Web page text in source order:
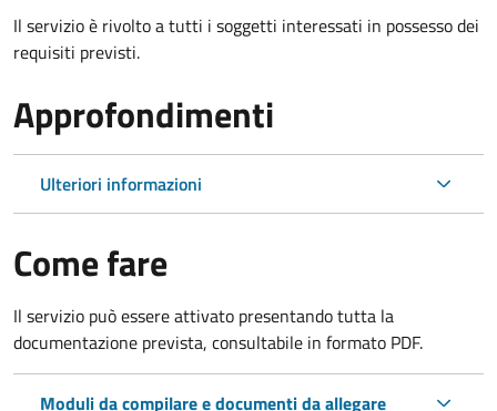
Il servizio è rivolto a tutti i soggetti interessati in possesso dei
requisiti previsti.
Approfondimenti
Ulteriori informazioni
Come fare
Il servizio può essere attivato presentando tutta la
documentazione prevista, consultabile in formato PDF.
Moduli da compilare e documenti da allegare